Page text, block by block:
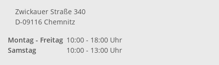
Zwickauer Straße 340
D-09116 Chemnitz
Montag - Freitag 10:00 - 18:00 Uhr
Samstag
10:00 - 13:00 Uhr